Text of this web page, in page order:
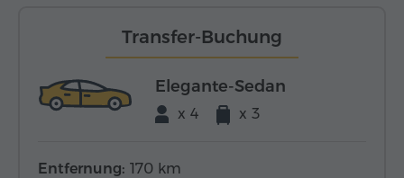
Transfer-Buchung
Elegante-Sedan
x 4 x 3
Entfernung: 170 km